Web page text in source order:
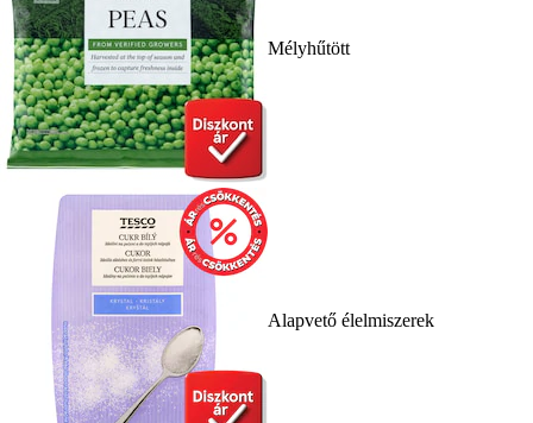
Mélyhűtött
Alapvető élelmiszerek